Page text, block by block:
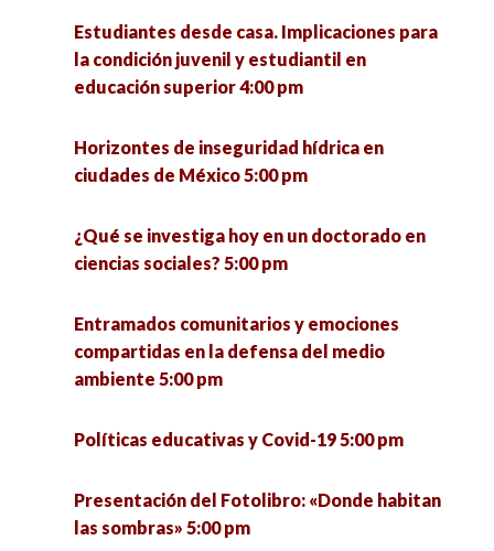
articuladores de la ciudad 5:30 pm
Pymes innovadoras y su impacto social en el
La otra economía. Resultados de investigación
estado de Jalisco y México 7:00 pm
Estudiantes desde casa. Implicaciones para
la condición juvenil y estudiantil en
educación superior 4:00 pm
Horizontes de inseguridad hídrica en
ciudades de México 5:00 pm
¿Qué se investiga hoy en un doctorado en
ciencias sociales? 5:00 pm
Entramados comunitarios y emociones
compartidas en la defensa del medio
ambiente 5:00 pm
Políticas educativas y Covid-19 5:00 pm
Presentación del Fotolibro: «Donde habitan
las sombras» 5:00 pm